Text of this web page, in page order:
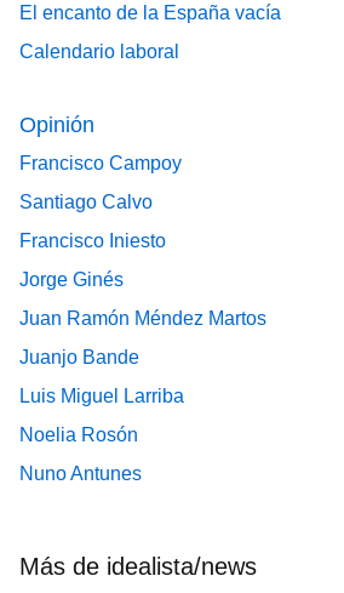
El encanto de la España vacía
Calendario laboral
Opinión
Francisco Campoy
Santiago Calvo
Francisco Iniesto
Jorge Ginés
Juan Ramón Méndez Martos
Juanjo Bande
Luis Miguel Larriba
Noelia Rosón
Nuno Antunes
Más de idealista/news